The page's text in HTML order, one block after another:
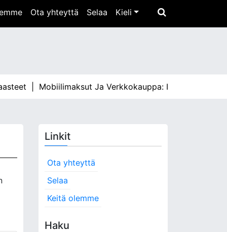
Ota yhteyttä Selaa Kieli
|Mobiilimaksut Ja Verkkokauppa: Integraatiot, Edut,
Linkit
Ota yhteyttä
Selaa
Keitä olemme
Haku